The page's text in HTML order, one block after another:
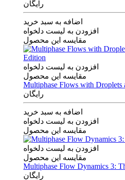
رایگان
اضافه به سبد خرید
افزودن به لیست دلخواه
مقایسه این محصول
افزودن به لیست دلخواه
مقایسه این محصول
Multiphase Flows with Droplets
رایگان
اضافه به سبد خرید
افزودن به لیست دلخواه
مقایسه این محصول
افزودن به لیست دلخواه
مقایسه این محصول
Multiphase Flow Dynamics 3:
رایگان